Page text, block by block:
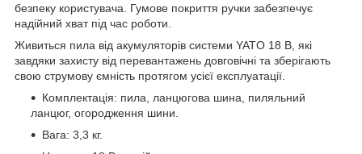
безпеку користувача. Гумове покриття ручки забезпечує
надійний хват під час роботи.
Живиться пила від акумуляторів системи YATO 18 В, які
завдяки захисту від перевантажень довговічні та зберігають
свою струмову ємність протягом усієї експлуатації.
Комплектація: пила, ланцюгова шина, пиляльний
ланцюг, огородження шини.
Вага: 3,3 кг.